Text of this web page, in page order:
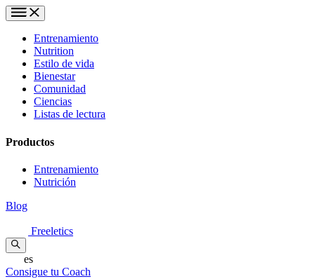
Entrenamiento
Nutrition
Estilo de vida
Bienestar
Comunidad
Ciencias
Listas de lectura
Productos
Entrenamiento
Nutrición
Blog
Freeletics
es
Consigue tu Coach